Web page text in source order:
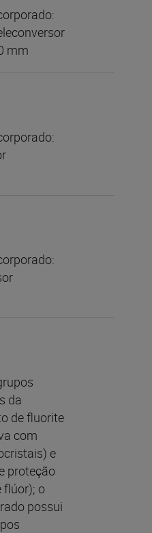
mm
da
de fluorite
com
e
proteção
flúor); o
possui